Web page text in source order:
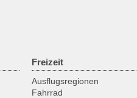
Freizeit
Ausflugsregionen
Fahrrad